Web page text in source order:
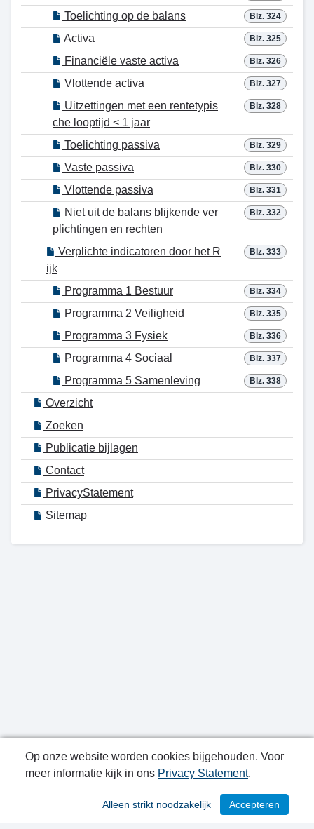
Blz. 324
Toelichting op de balans
Blz. 325
Activa
Blz. 326
Financiële vaste activa
Blz. 327
Vlottende activa
Blz. 328
Uitzettingen met een rentetypis
che looptijd < 1 jaar
Blz. 329
Toelichting passiva
Blz. 330
Vaste passiva
Blz. 331
Vlottende passiva
Blz. 332
Niet uit de balans blijkende ver
plichtingen en rechten
Blz. 333
Verplichte indicatoren door het R
ijk
Blz. 334
Programma 1 Bestuur
Blz. 335
Programma 2 Veiligheid
Blz. 336
Programma 3 Fysiek
Blz. 337
Programma 4 Sociaal
Blz. 338
Programma 5 Samenleving
Overzicht
Zoeken
Publicatie bijlagen
Contact
PrivacyStatement
Sitemap
Publicatiedatum: 26-04-2023
Op onze website worden cookies bijgehouden. Voor
meer informatie kijk in ons Privacy Statement.
Accepteren
Alleen strikt noodzakelijk